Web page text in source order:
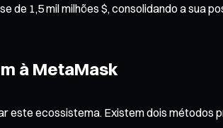
1,5 mil milhões $, consolidando a sua
à MetaMask
ecossistema. Existem dois métodos